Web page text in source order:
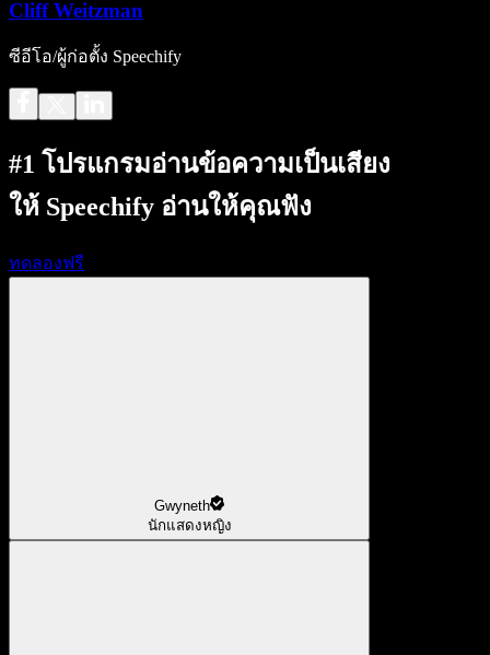
Cliff Weitzman
ซีอีโอ/ผู้ก่อตั้ง Speechify
#1 โปรแกรมอ่านข้อความเป็นเสียง
ให้ Speechify อ่านให้คุณฟัง
ทดลองฟรี
Gwyneth
นักแสดงหญิง